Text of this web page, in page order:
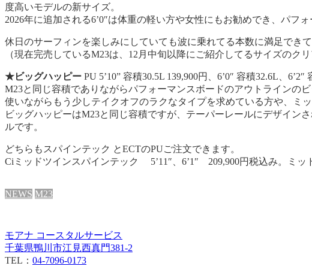
度高いモデルの新サイズ。
2026年に追加される6’0″は体重の軽い方や女性にもお勧めでき、パフ
休日のサーフィンを楽しみにしていても波に乗れてる本数に満足でき
（現在完売しているM23は、12月中旬以降にご紹介してるサイズのク
★ビッグハッピー PU 5’10” 容積30.5L 139,900円、6’0″ 容積32.6L、
M23と同じ容積でありながらパフォーマンスボードのアウトラインの
使いながらもう少しテイクオフのラクなタイプを求めている方や、ミ
ビッグハッピーはM23と同じ容積ですが、テーパーレールにデザイン
ルです。
どちらもスパインテック とECTのPUご注文できます。
Ciミッドツインスパインテック 5’11″、6’1″ 209,900円税込み。
ミッ
NEWS M23
モアナ コースタルサービス
千葉県鴨川市江見西真門381-2
TEL： 04-7096-0173